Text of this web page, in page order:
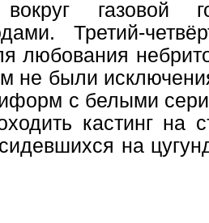
газовой
Третий-
любования
не были
с белыми
кастинг на
на